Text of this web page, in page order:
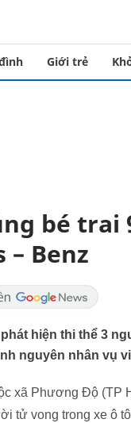
Giới trẻ
bé
Benz
hiện thi thể 3
nguyên nhân vụ
xã Phương Độ (TP
tử vong trong xe ô